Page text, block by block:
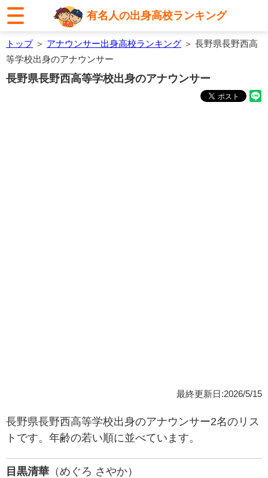
有名人の出身高校ランキング
トップ＞ アナウンサー出身高校ランキング ＞ 長野県長野西高
等学校出身のアナウンサー
長野県長野西高等学校出身のアナウンサー
最終更新日:2026/5/15
長野県長野西高等学校出身のアナウンサー2名のリス
トです。年齢の若い順に並べています。
目黒清華 （めぐろ さやか）